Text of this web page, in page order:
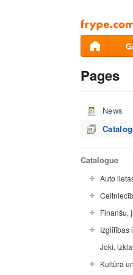
Pāriet
uz
saturu
Pages
News
Catalogue
Auto
Finanšu,
Izglītības
Joki,
Kultūra